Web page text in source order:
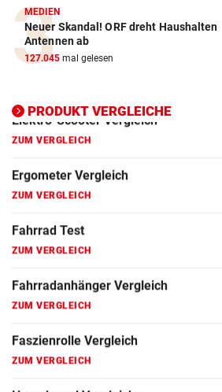
MEDIEN
Neuer Skandal! ORF dreht Haushalten
Antennen ab
127.045 mal gelesen
PRODUKT VERGLEICHE
Elektro-Scooter Vergleich
ZUM VERGLEICH
ZUM VERGLEICH
Fahrrad Test
Fahrradanhänger Vergleich
Faszienrolle Vergleich
Hoverboard Vergleich
Kinderfahrrad Vergleich